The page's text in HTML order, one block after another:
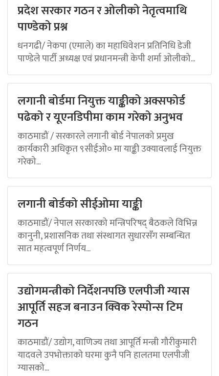
प्रदेश सरकार गठन र ओलीको नेतृत्वमाथि
पाण्डेको प्रश्न
धनगढी/ नेकपा (एमाले) का महाधिवेशन प्रतिनिधि डेजी
पाण्डेले पार्टी अध्यक्ष एवं प्रधानमन्त्री केपी शर्मा ओलीको...
लगानी बोर्डमा नियुक्त याङ्कीको अक्सफोर्ड
पढेको र यूएनडिपीमा काम गरेको अनुभव
काठमाडौं / सरकारले लगानी बोर्ड नेपालको प्रमुख
कार्यकारी अधिकृत ९सीईओ० मा याङ्की उक्यावलाई नियुक्त
गरेको...
लगानी बोर्डको सीईओमा याङ्की
काठमाडौं/ नेपाल सरकारको मन्त्रिपरिषद् बैठकले विभिन्न
कानुनी, प्रशासनिक तथा संस्थागत सुधारसँग सम्बन्धित
सात महत्वपूर्ण निर्णय...
उद्योगमन्त्रीको निर्देशनपछि एलपीजी ग्यास
आपूर्ति सहज बनाउन क्विक रेस्पोन्स टिम
गठन
काठमाडौं/ उद्योग, वाणिज्य तथा आपूर्ति मन्त्री गौरीकुमारी
यादवले उपभोक्ताको घरमा कुनै पनि हालतमा एलपीजी
ग्यासको...